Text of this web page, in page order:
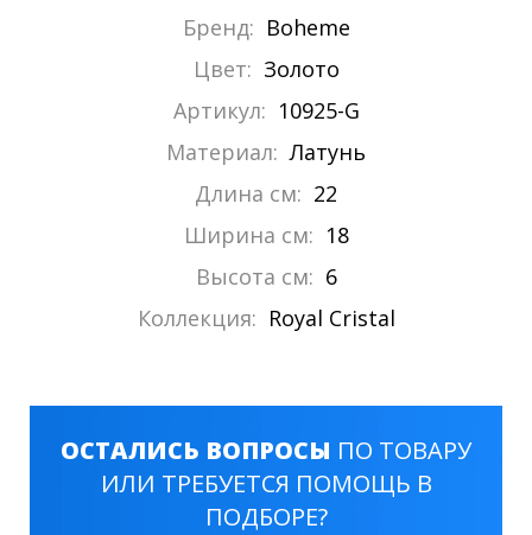
Бренд: Boheme
Цвет: Золото
Артикул: 10925-G
Материал: Латунь
Длина см: 22
Ширина см: 18
Высота см: 6
Коллекция: Royal Cristal
ОСТАЛИСЬ ВОПРОСЫ ПО ТОВАРУ
ИЛИ ТРЕБУЕТСЯ ПОМОЩЬ В
ПОДБОРЕ?